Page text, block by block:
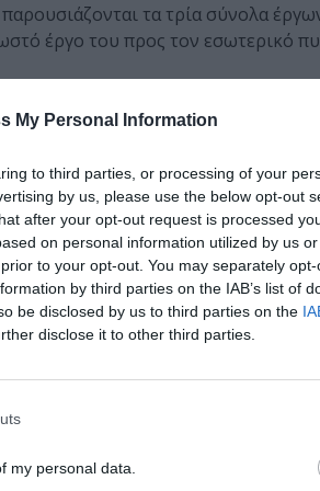
My Personal Information
to third parties, or processing of your
by us, please use the below opt-out
after your opt-out request is processed
on personal information utilized by us
to your opt-out. You may separately
by third parties on the IAB’s list of
be disclosed by us to third parties on the
disclose it to other third parties.
my personal data.
τα τρία σύνολα
έργο του προς τον εσωτερικό
της έκθεσης, ο Γιώργος
ένα μοναδικό ταλέντο στη χρήση
ικανότητά του να προκαλεί
ασπρόμαυρων έργων που
μια στροφή προς ένα γνώριμο
από τον άνθρωπο, αντανακλά
φωτογραφικής γλώσσας».
και memorabilia της έκθεσης.